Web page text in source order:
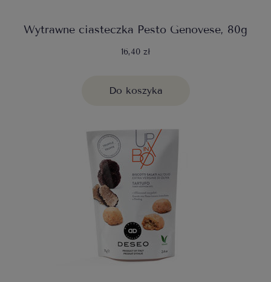
Wytrawne ciasteczka Pesto Genovese, 80g
16,40 zł
Do koszyka